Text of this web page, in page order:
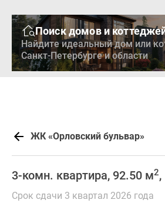
Поиск домов и
Найдите идеальный дом или
Санкт-Петербурге и области
ЖК «Орловский бульвар»
3-комн. квартира, 92.50 м2
Срок сдачи 3 квартал 2026 года